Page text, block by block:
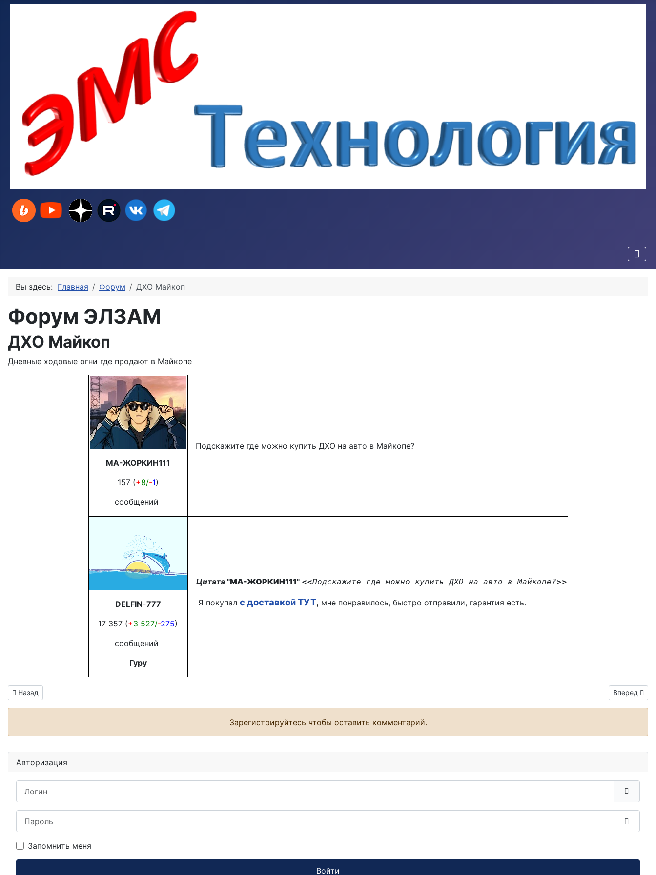
Вы здесь: Главная Форум ДХО Майкоп
Форум ЭЛЗАМ
ДХО Майкоп
Дневные ходовые огни где продают в Майкопе
МА-ЖОРКИН111
157 (+8/-1)
сообщений
Подскажите где можно купить ДХО на авто в Майкопе?
DELFIN-777
17 357 (+3 527/-275)
сообщений
Гуру
Цитата"МА-ЖОРКИН111" <<Подскажите где можно купить ДХО на авто в Майкопе?>>
Я покупал с доставкой ТУТ, мне понравилось, быстро отправили, гарантия есть.
Информация о материале
Предыдущий: ДХО Находка
Назад Вперед
Зарегистрируйтесь чтобы оставить комментарий.
Авторизация
Запомнить меня
Войти